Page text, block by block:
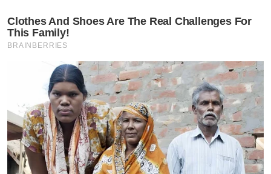
Clothes And Shoes Are The Real Challenges For
This Family!
BRAINBERRIES